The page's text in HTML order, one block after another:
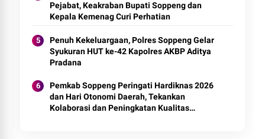
Pejabat, Keakraban Bupati Soppeng dan
Kepala Kemenag Curi Perhatian
Penuh Kekeluargaan, Polres Soppeng Gelar
Syukuran HUT ke-42 Kapolres AKBP Aditya
Pradana
Pemkab Soppeng Peringati Hardiknas 2026
dan Hari Otonomi Daerah, Tekankan
Kolaborasi dan Peningkatan Kualitas